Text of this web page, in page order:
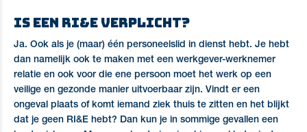
Is een RI&E verplicht?
Ja. Ook als je (maar) één personeelslid in dienst hebt. Je hebt
dan namelijk ook te maken met een werkgever-werknemer
relatie en ook voor die ene persoon moet het werk op een
veilige en gezonde manier uitvoerbaar zijn. Vindt er een
ongeval plaats of komt iemand ziek thuis te zitten en het blijkt
dat je geen RI&E hebt? Dan kun je in sommige gevallen een